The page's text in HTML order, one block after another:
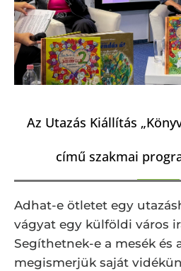
Az Utazás Kiállítás
című szakmai
Adhat-e ötletet egy
vágyat egy külföldi város
Segíthetnek-e a mesék és
megismerjük saját